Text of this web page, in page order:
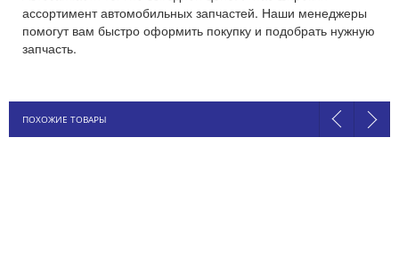
ассортимент автомобильных запчастей. Наши менеджеры
помогут вам быстро оформить покупку и подобрать нужную
запчасть.
ПОХОЖИЕ ТОВАРЫ